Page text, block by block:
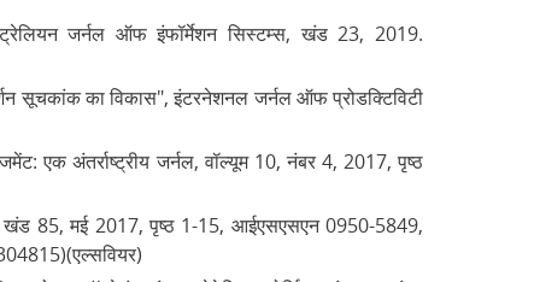
जर्नल ऑफ इंफॉर्मेशन सिस्टम्स, खंड 23, 2019.
सूचकांक का विकास", इंटरनेशनल जर्नल ऑफ प्रोडक्टिविटी
एक अंतर्राष्ट्रीय जर्नल, वॉल्यूम 10, नंबर 4, 2017, पृष्ठ
खंड 85, मई 2017, पृष्ठ 1-15, आईएसएसएन 0950-5849,